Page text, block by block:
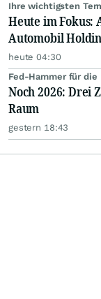
Ihre wichtigsten
Heute im Fokus:
Automobil
heute 04:30
Fed-Hammer für die
Noch 2026: Drei
Raum
gestern 18:43